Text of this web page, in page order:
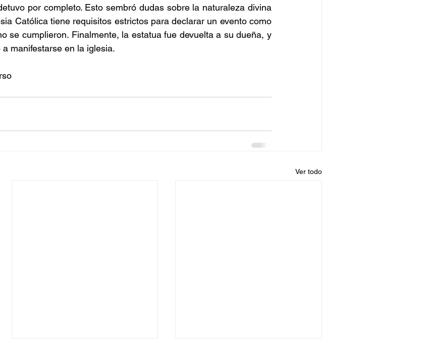
por completo. Esto sembró dudas sobre la naturaleza divina
Católica tiene requisitos estrictos para declarar un evento como
se cumplieron. Finalmente, la estatua fue devuelta a su dueña, y
manifestarse en la iglesia.
Ver todo